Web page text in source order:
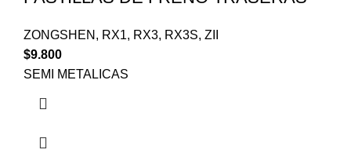
ZONGSHEN , RX1, RX3, RX3S, ZII
$9.800
SEMI METALICAS